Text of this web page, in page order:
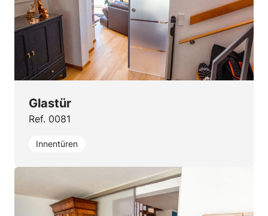
Glastür
Ref. 0081
Innentüren